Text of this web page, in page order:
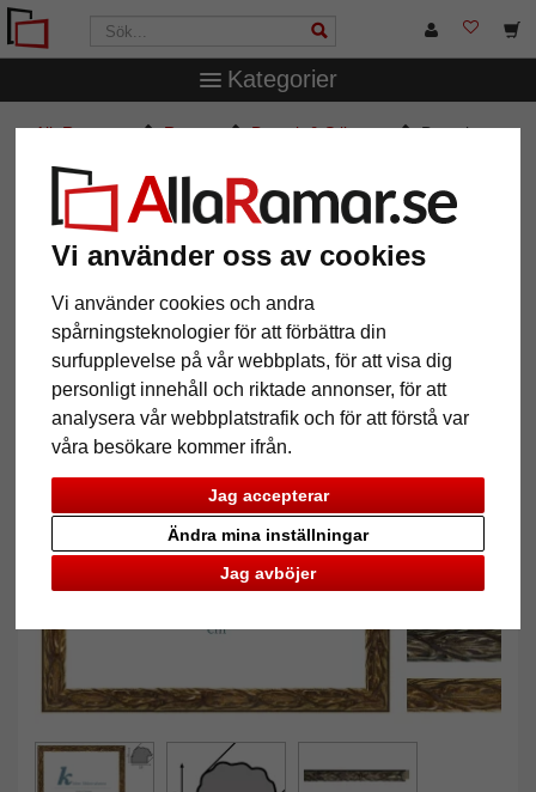
Vi använder oss av cookies
Vi använder cookies och andra
spårningsteknologier för att förbättra din
surfupplevelse på vår webbplats, för att visa dig
personligt innehåll och riktade annonser, för att
analysera vår webbplatstrafik och för att förstå var
våra besökare kommer ifrån.
Jag accepterar
Jag avböjer
Ändra mina inställningar
Kategorier
AllaRamar.se Ramtyp Barock & Stilramar
Barockram
Barockram Barakaldo efter mått